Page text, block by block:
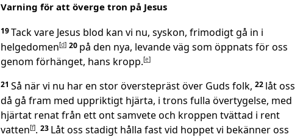
Varning för att överge tron på Jesus
19Tack vare Jesus blod kan vi nu, syskon, frimodigt gå in i
helgedomen[d] 20 på den nya, levande väg som öppnats för oss
genom förhänget, hans kropp.[e]
21 Så när vi nu har en stor överstepräst över Guds folk, 22 låt oss
då gå fram med uppriktigt hjärta, i trons fulla övertygelse, med
hjärtat renat från ett ont samvete och kroppen tvättad i rent
vatten[f]. 23 Låt oss stadigt hålla fast vid hoppet vi bekänner oss